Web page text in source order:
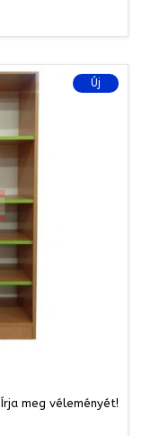
Új
Írja meg véleményét!